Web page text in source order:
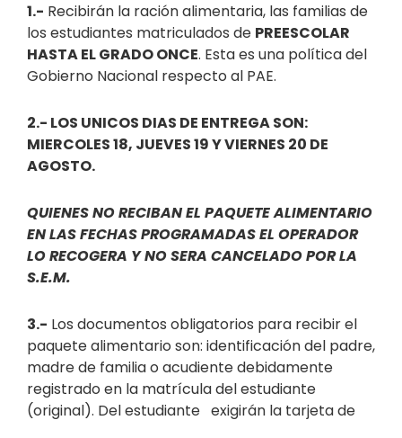
1.- Recibirán la ración alimentaria, las familias de
los estudiantes matriculados de PREESCOLAR
HASTA EL GRADO ONCE. Esta es una política del
Gobierno Nacional respecto al PAE.
2.- LOS UNICOS DIAS DE ENTREGA SON:
MIERCOLES 18, JUEVES 19 Y VIERNES 20 DE
AGOSTO.
QUIENES NO RECIBAN EL PAQUETE ALIMENTARIO
EN LAS FECHAS PROGRAMADAS EL OPERADOR
LO RECOGERA Y NO SERA CANCELADO POR LA
S.E.M.
3.- Los documentos obligatorios para recibir el
paquete alimentario son: identificación del padre,
madre de familia o acudiente debidamente
registrado en la matrícula del estudiante
(original). Del estudiante exigirán la tarjeta de